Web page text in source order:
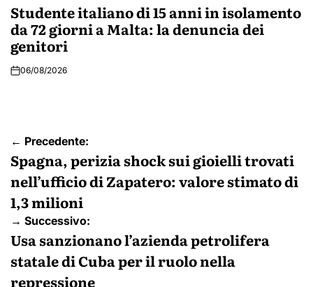
Studente italiano di 15 anni in isolamento
da 72 giorni a Malta: la denuncia dei
genitori
06/08/2026
Navigazione
articoli
← Precedente:
Spagna, perizia shock sui gioielli trovati
nell’ufficio di Zapatero: valore stimato di
1,3 milioni
→ Successivo:
Usa sanzionano l’azienda petrolifera
statale di Cuba per il ruolo nella
repressione